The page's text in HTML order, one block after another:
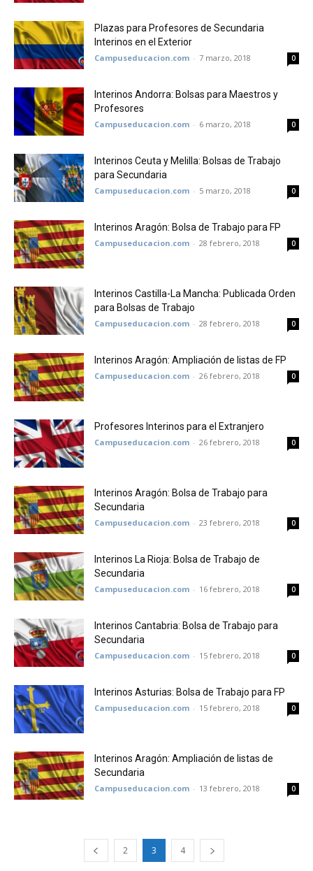
Plazas para Profesores de Secundaria
Interinos en el Exterior
Campuseducacion.com - 7 marzo, 2018 0
Interinos Andorra: Bolsas para Maestros y
Profesores
Campuseducacion.com - 6 marzo, 2018 0
Interinos Ceuta y Melilla: Bolsas de Trabajo
para Secundaria
Campuseducacion.com - 5 marzo, 2018 0
Interinos Aragón: Bolsa de Trabajo para FP
Campuseducacion.com - 28 febrero, 2018 0
Interinos Castilla-La Mancha: Publicada Orden
para Bolsas de Trabajo
Campuseducacion.com - 28 febrero, 2018 0
Interinos Aragón: Ampliación de listas de FP
Campuseducacion.com - 26 febrero, 2018 0
Profesores Interinos para el Extranjero
Campuseducacion.com - 26 febrero, 2018 0
Interinos Aragón: Bolsa de Trabajo para
Secundaria
Campuseducacion.com - 23 febrero, 2018 0
Interinos La Rioja: Bolsa de Trabajo de
Secundaria
Campuseducacion.com - 16 febrero, 2018 0
Interinos Cantabria: Bolsa de Trabajo para
Secundaria
Campuseducacion.com - 15 febrero, 2018 0
Interinos Asturias: Bolsa de Trabajo para FP
Campuseducacion.com - 15 febrero, 2018 0
Interinos Aragón: Ampliación de listas de
Secundaria
Campuseducacion.com - 13 febrero, 2018 0
2 3 4